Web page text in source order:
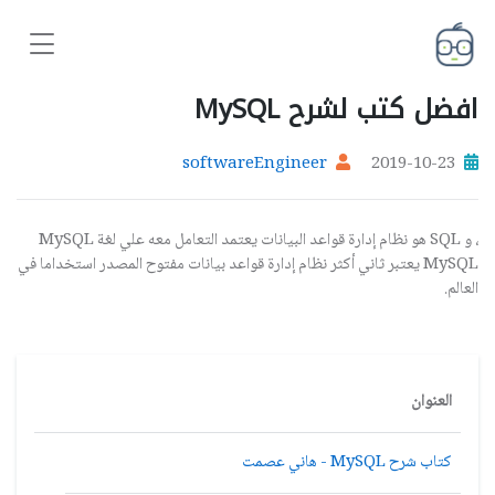
افضل كتب لشرح MySQL
2019-10-23
softwareEngineer
MySQLهو نظام إدارة قواعد البيانات يعتمد التعامل معه علي لغةSQL، و
يعتبرMySQL
ثاني أكثر نظام إدارة قواعد بيانات مفتوح المصدر استخداما في
العالم.
العنوان
كتاب شرح MySQL - هاني عصمت